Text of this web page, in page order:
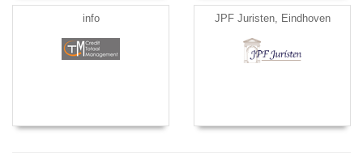
info JPF Juristen, Eindhoven